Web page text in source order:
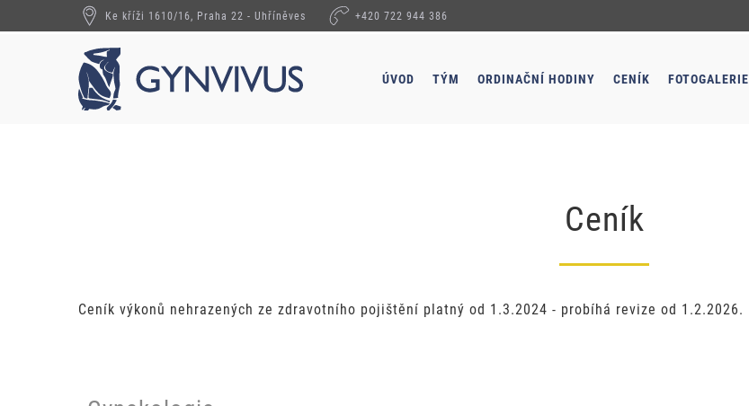
Ke kříži 1610/16, Praha 22 - Uhříněves +420 722 944 386
ÚVOD TÝM ORDINAČNÍ HODINY CENÍK FOTOGALERIE
Ceník
Ceník výkonů nehrazených ze zdravotního pojištění platný od 1.3.2024 - probíhá revize od 1.2.2026.